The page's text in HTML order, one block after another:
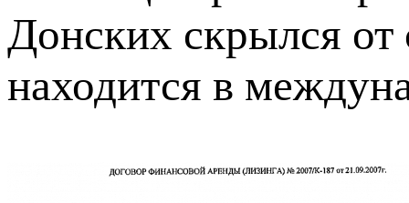
Донских скрылся от
находится в